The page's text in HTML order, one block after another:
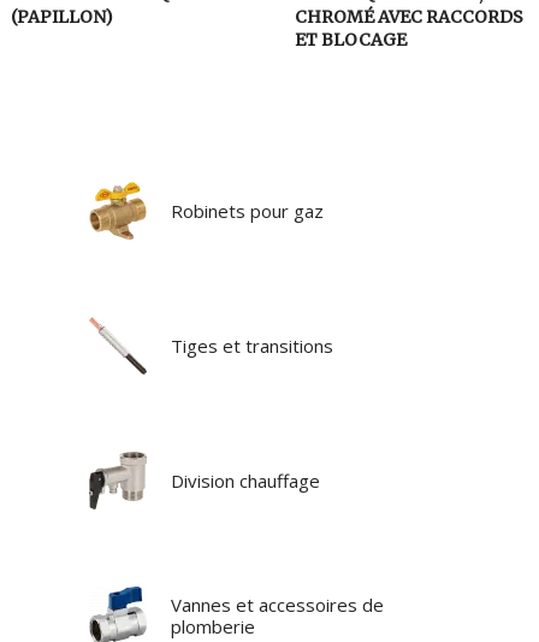
(PAPILLON)
CHROMÉ AVEC RACCORDS
ET BLOCAGE
Robinets pour gaz
Tiges et transitions
Division chauffage
Vannes et accessoires de
plomberie